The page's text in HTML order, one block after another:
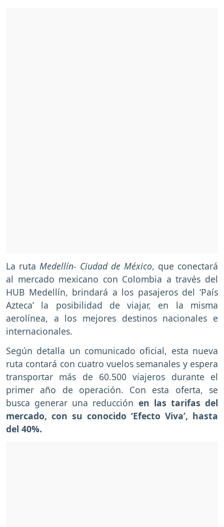
La ruta Medellín- Ciudad de México, que conectará
al mercado mexicano con Colombia a través del
HUB Medellín, brindará a los pasajeros del ‘País
Azteca’ la posibilidad de viajar, en la misma
aerolínea, a los mejores destinos nacionales e
internacionales.
Según detalla un comunicado oficial, esta nueva
ruta contará con cuatro vuelos semanales y espera
transportar más de 60.500 viajeros durante el
primer año de operación. Con esta oferta, se
busca generar una reducción en las tarifas del
mercado, con su conocido ‘Efecto Viva’, hasta
del 40%.